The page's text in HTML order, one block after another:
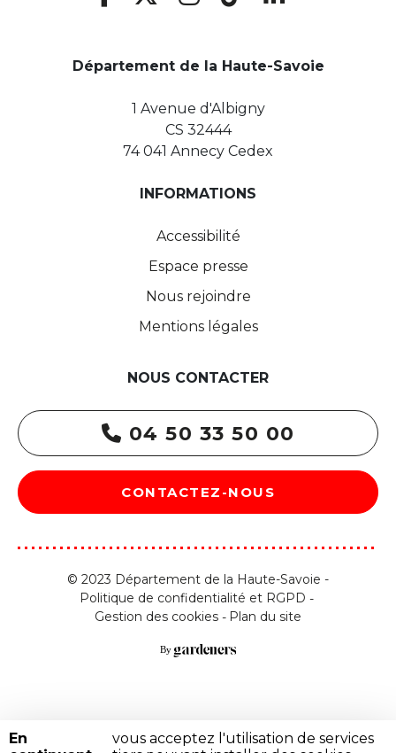
En
vous acceptez l'utilisation de services
Département de la Haute-Savoie
1 Avenue d'Albigny
CS 32444
74 041 Annecy Cedex
INFORMATIONS
Accessibilité
Espace presse
Nous rejoindre
Mentions légales
NOUS CONTACTER
04 50 33 50 00
CONTACTEZ-NOUS
© 2023 Département de la Haute-Savoie -
Politique de confidentialité et RGPD
Gestion des cookies
Plan du site